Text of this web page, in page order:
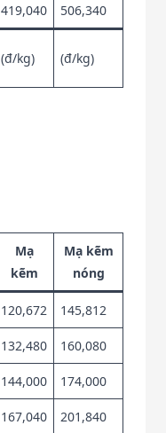
419,040 506,340
(đ/kg) (đ/kg)
Mạ
kẽm
Mạ kẽm
nóng
120,672 145,812
132,480 160,080
144,000 174,000
167,040 201,840